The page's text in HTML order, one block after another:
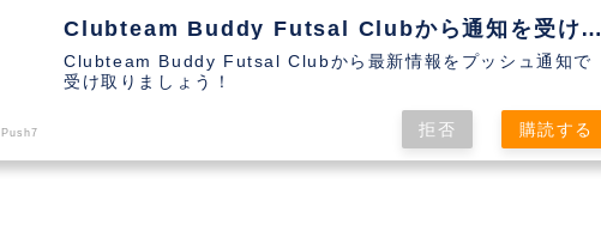
Clubteam Buddy Futsal Clubから通知を受け取る
Clubteam Buddy Futsal Clubから最新情報をプッシュ通知で
受け取りましょう！
拒否 購読する